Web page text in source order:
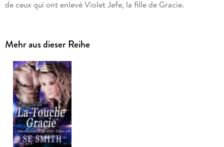
Le capitaine « Moustique » Lulu Belle Mann vit une vie de
libertée, dérivant de spatioport en spatioport à la recherche
de trésors insolites, et sur la station spatiale de Pyrus, elle en
trouve deux qu'elle veut absolument ! Le premier est le
nouveau module de navigation dont elle a désespérément
besoin, et le deuxième est la plus adorable des petites filles
Mehr aus dieser Reihe